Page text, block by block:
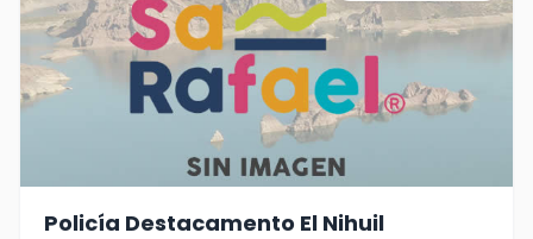
Policía Destacamento El Nihuil